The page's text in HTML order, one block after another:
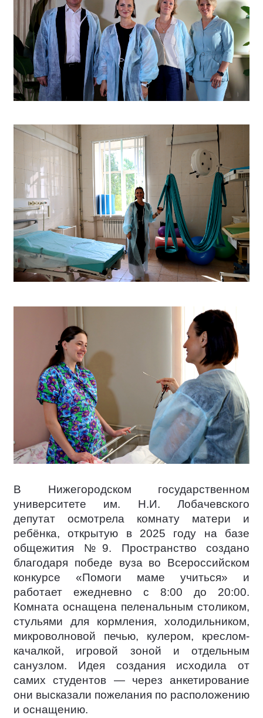
В Нижегородском государственном
университете им. Н.И. Лобачевского
депутат осмотрела комнату матери и
ребёнка, открытую в 2025 году на базе
общежития №9. Пространство создано
благодаря победе вуза во Всероссийском
конкурсе «Помоги маме учиться» и
работает ежедневно с 8:00 до 20:00.
Комната оснащена пеленальным столиком,
стульями для кормления, холодильником,
микроволновой печью, кулером, креслом-
качалкой, игровой зоной и отдельным
санузлом. Идея создания исходила от
самих студентов — через анкетирование
они высказали пожелания по расположению
и оснащению.